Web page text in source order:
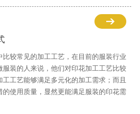
比较常见的加工工艺，在目前的服装行业
服装的人来说，他们对印花加工工艺比较
工艺能够满足多元化的加工需求；而且
的使用质量，显然更能满足服装的印花需